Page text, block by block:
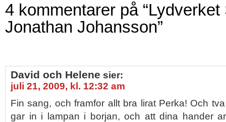
4 kommentarer på
Jonathan Johansson”
David och Helene sier:
juli 21, 2009, kl. 12:32 am
Fin sang, och framfor allt bra lirat Perka! Och
gar in i lampan i borjan, och att dina hander